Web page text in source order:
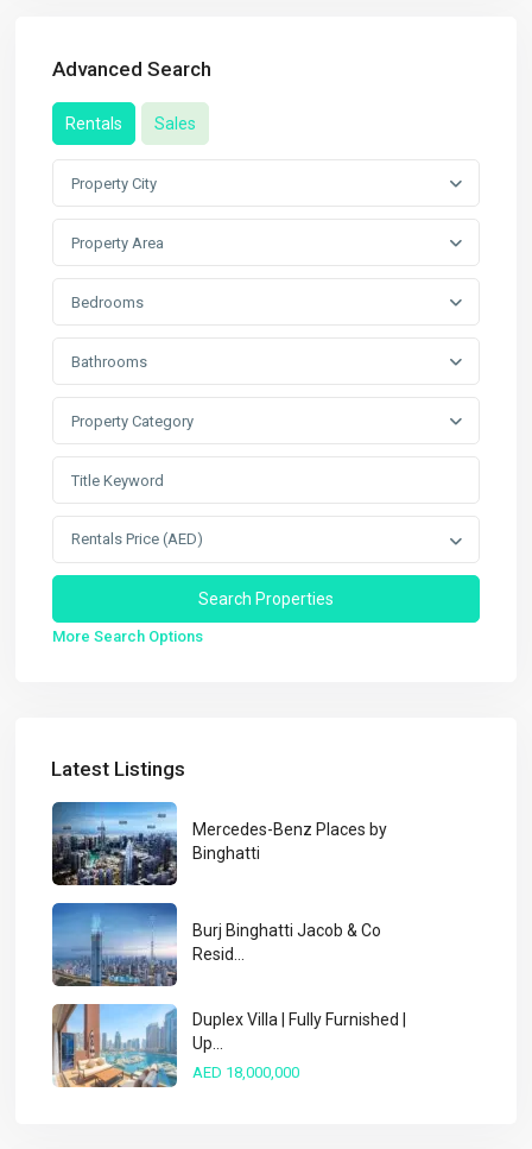
Advanced Search
Rentals Sales
Property City
Property Area
Bedrooms
Bathrooms
Property Category
Rentals Price (AED)
More Search Options
Latest Listings
Mercedes-Benz Places by
Binghatti
Burj Binghatti Jacob & Co
Resid...
Duplex Villa | Fully Furnished |
Up...
AED 18,000,000